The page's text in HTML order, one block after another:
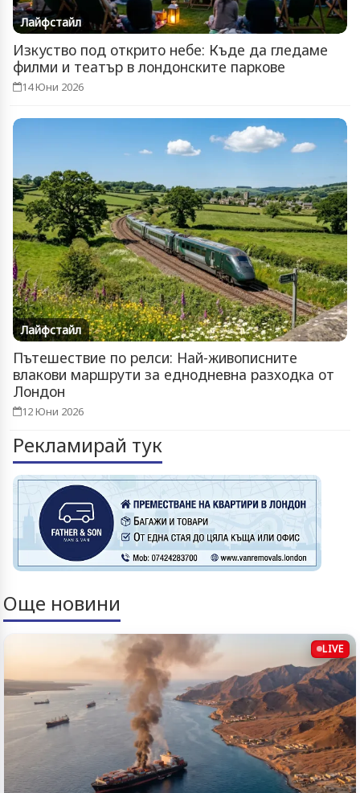
Лайфстайл
Изкуство под открито небе: Къде да гледаме
филми и театър в лондонските паркове
14 Юни 2026
Лайфстайл
Пътешествие по релси: Най-живописните
влакови маршрути за еднодневна разходка от
Лондон
12 Юни 2026
Рекламирай тук
Още новини
LIVE